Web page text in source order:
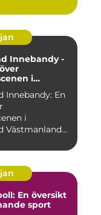
Innebandy -
i
Innebandy: En
i
En översikt
sport